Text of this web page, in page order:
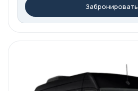
Забронировать